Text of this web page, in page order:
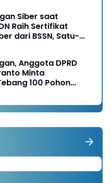
Siber saat
Raih Sertifikat
dari BSSN, Satu-
Anggota DPRD
Minta
100 Pohon